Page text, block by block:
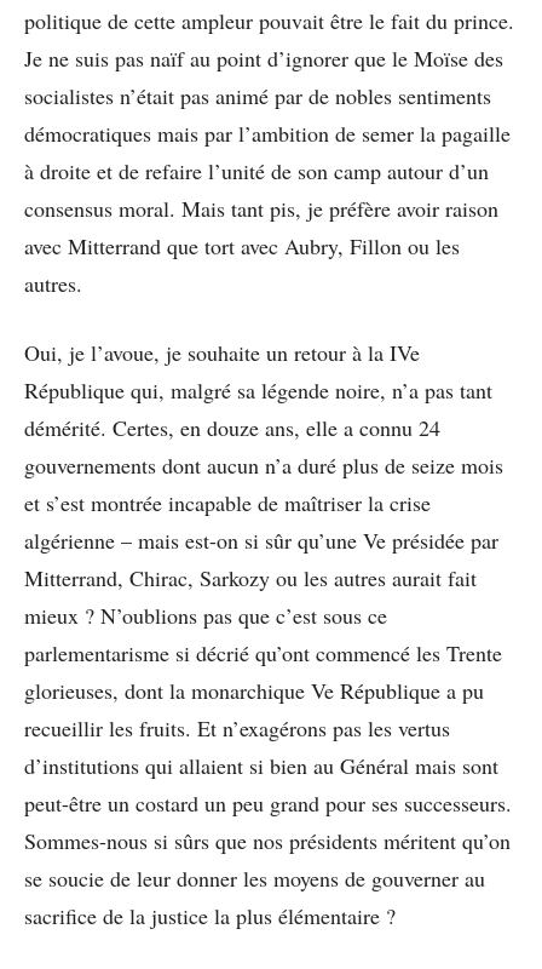
politique de cette ampleur pouvait être le fait du prince.
Je ne suis pas naïf au point d’ignorer que le Moïse des
socialistes n’était pas animé par de nobles sentiments
démocratiques mais par l’ambition de semer la pagaille
à droite et de refaire l’unité de son camp autour d’un
consensus moral. Mais tant pis, je préfère avoir raison
avec Mitterrand que tort avec Aubry, Fillon ou les
autres.
Oui, je l’avoue, je souhaite un retour à la IVe
République qui, malgré sa légende noire, n’a pas tant
démérité. Certes, en douze ans, elle a connu 24
gouvernements dont aucun n’a duré plus de seize mois
et s’est montrée incapable de maîtriser la crise
algérienne – mais est-on si sûr qu’une Ve présidée par
Mitterrand, Chirac, Sarkozy ou les autres aurait fait
mieux ? N’oublions pas que c’est sous ce
parlementarisme si décrié qu’ont commencé les Trente
glorieuses, dont la monarchique Ve République a pu
recueillir les fruits. Et n’exagérons pas les vertus
d’institutions qui allaient si bien au Général mais sont
peut-être un costard un peu grand pour ses successeurs.
Sommes-nous si sûrs que nos présidents méritent qu’on
se soucie de leur donner les moyens de gouverner au
sacrifice de la justice la plus élémentaire ?